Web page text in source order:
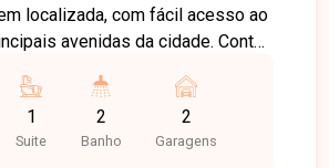
localizada, com fácil acesso ao
avenidas da cidade. Conta
escolas, farmácias e diversos
praticidade e qualidade de
1
Suite
2
Banho
2
Garagens